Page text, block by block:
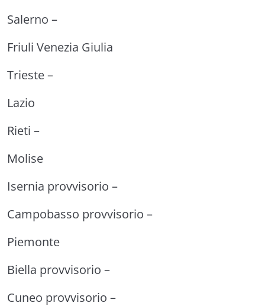
Salerno –
Friuli Venezia Giulia
Trieste –
Lazio
Rieti –
Molise
Isernia provvisorio –
Campobasso provvisorio –
Piemonte
Biella provvisorio –
Cuneo provvisorio –